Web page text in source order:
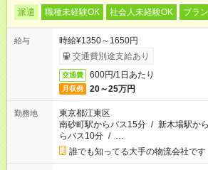
派遣 職種未経験OK 社会人未経験OK ブラ
給与
時給¥1350～1650円
交通費別途支給あり
交通費 600円/1日あたり
月収例 20～25万円
勤務地
東京都江東区
南砂町駅からバス15分 / 新木場駅か
らバス10分 / …
誰でも知ってる大手の物流会社です